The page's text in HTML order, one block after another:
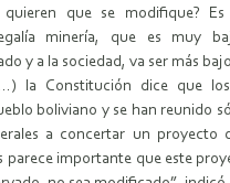
que se modifique?
minería, que es muy
y a la sociedad, va ser más
la Constitución dice que los
boliviano y se han reunido
a concertar un proyecto
parece importante que este